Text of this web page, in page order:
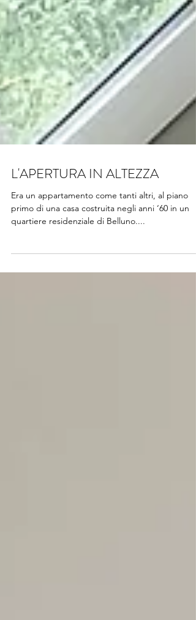
L'APERTURA IN ALTEZZA
primo di una casa costruita negli anni ‘60 in un
quartiere residenziale di Belluno....